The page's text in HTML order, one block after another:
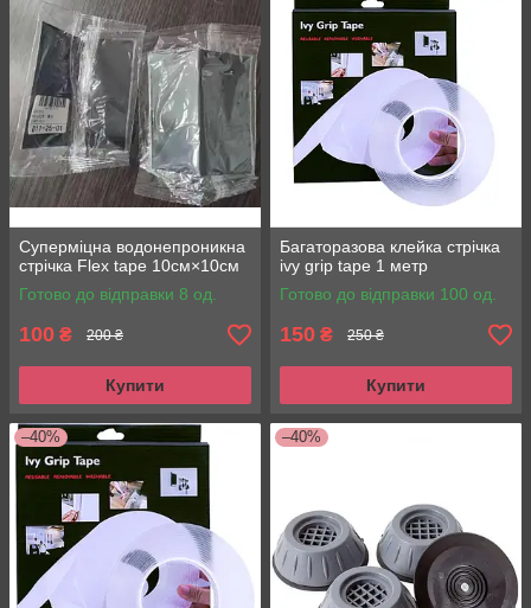
Суперміцна водонепроникна
стрічка Flex tape 10см×10см
Готово до відправки 8 од.
100 ₴ 200 ₴
Купити
Багаторазова клейка стрічка
ivy grip tape 1 метр
Готово до відправки 100 од.
150 ₴ 250 ₴
Купити
–40% –40%